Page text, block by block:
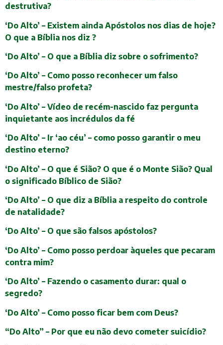
destrutiva?
‘Do Alto’ – Existem ainda Apóstolos nos dias de hoje?
O que a Bíblia nos diz ?
‘Do Alto’ – O que a Bíblia diz sobre o sofrimento?
‘Do Alto’ – Como posso reconhecer um falso
mestre/falso profeta?
‘Do Alto’ – Vídeo de recém-nascido faz pergunta
inquietante aos incrédulos da fé
‘Do Alto’ – Ir ‘ao céu’ – como posso garantir o meu
destino eterno?
‘Do Alto’ – O que é Sião? O que é o Monte Sião? Qual
o significado Bíblico de Sião?
‘Do Alto’ – O que diz a Bíblia a respeito do controle
de natalidade?
‘Do Alto’ – O que são falsos apóstolos?
‘Do Alto’ – Como posso perdoar àqueles que pecaram
contra mim?
‘Do Alto’ – Fazendo o casamento durar: qual o
segredo?
‘Do Alto’ – Como posso ficar bem com Deus?
“Do Alto” – Por que eu não devo cometer suicídio?